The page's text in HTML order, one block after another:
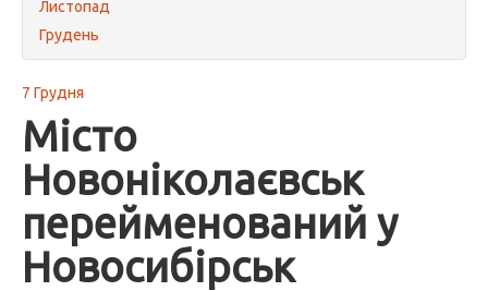
Листопад
Грудень
7 Грудня
Місто
Новоніколаєвськ
перейменований у
Новосибірськ